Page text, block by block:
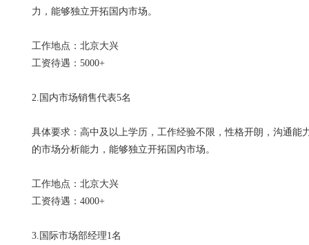
力，能够独立开拓国内市场。
工作地点：北京大兴
工资待遇：5000+
2.国内市场销售代表5名
具体要求：高中及以上学历，工作经验不限，性格开朗，沟通
的市场分析能力，能够独立开拓国内市场。
工作地点：北京大兴
工资待遇：4000+
3.国际市场部经理1名